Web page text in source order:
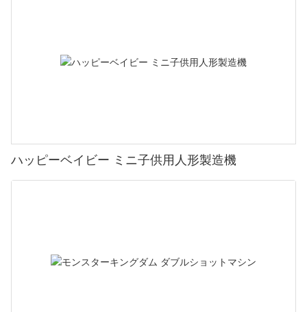
ハッピーベイビー ミニ子供用人形製造機